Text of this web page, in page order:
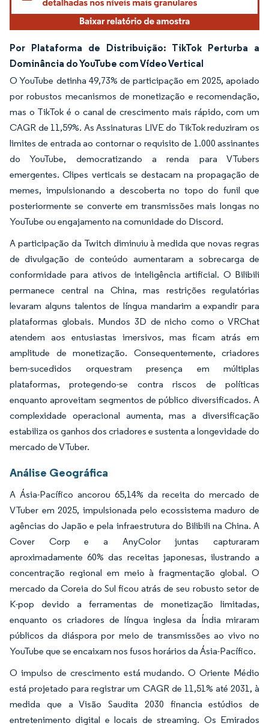
Por Plataforma de Distribuição: TikTok Perturba a
Dominância do YouTube com Vídeo Vertical
O YouTube detinha 49,73% de participação em 2025, apoiado
por robustos mecanismos de monetização e recomendação,
mas o TikTok é o canal de crescimento mais rápido, com um
CAGR de 11,59%. As Assinaturas LIVE do TikTok reduziram os
limites de entrada ao contornar o requisito de 1.000 assinantes
do YouTube, democratizando a renda para VTubers
emergentes. Clipes verticais se destacam na propagação de
memes, impulsionando a descoberta no topo do funil que
posteriormente se converte em transmissões mais longas no
YouTube ou engajamento na comunidade do Discord.
A participação da Twitch diminuiu à medida que novas regras
de divulgação de conteúdo aumentaram a sobrecarga de
conformidade para ativos de inteligência artificial. O Bilibili
permanece central na China, mas restrições regulatórias
levaram alguns talentos de língua mandarim a expandir para
plataformas globais. Mundos 3D de nicho como o VRChat
atendem aos entusiastas imersivos, mas ficam atrás em
amplitude de monetização. Consequentemente, criadores
bem-sucedidos orquestram presença em múltiplas
plataformas, protegendo-se contra riscos de políticas
enquanto aproveitam segmentos de público diversificados. A
complexidade operacional aumenta, mas a diversificação
estabiliza os ganhos dos criadores e sustenta a longevidade do
mercado de VTuber.
Análise Geográfica
A Ásia-Pacífico ancorou 65,14% da receita do mercado de
VTuber em 2025, impulsionada pelo ecossistema maduro de
agências do Japão e pela infraestrutura do Bilibili na China. A
Cover Corp e a AnyColor juntas capturaram
aproximadamente 60% das receitas japonesas, ilustrando a
concentração regional em meio à fragmentação global. O
mercado da Coreia do Sul ficou atrás de seu robusto setor de
K-pop devido a ferramentas de monetização limitadas,
enquanto os criadores de língua inglesa da Índia miraram
públicos da diáspora por meio de transmissões ao vivo no
YouTube que se encaixam nos fusos horários da Ásia-Pacífico.
O impulso de crescimento está mudando. O Oriente Médio
está projetado para registrar um CAGR de 11,51% até 2031, à
medida que a Visão Saudita 2030 financia estúdios de
entretenimento digital e locais de streaming. Os Emirados